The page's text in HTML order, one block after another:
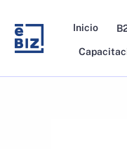
content
Inicio